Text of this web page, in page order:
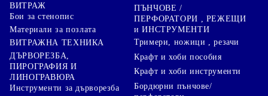
ВИТРАЖ
Бои за стенопис
Материали за позлата
ВИТРАЖНА ТЕХНИКА
ДЪРВОРЕЗБА,
ПИРОГРАФИЯ И
ЛИНОГРАВЮРА
Инструменти за дърворезба
ПЪНЧОВЕ /
ПЕРФОРАТОРИ , РЕЖЕЩИ
и ИНСТРУМЕНТИ
Тримери, ножици , резачи
Крафт и хоби пособия
Крафт и хоби инструменти
Бордюрни пънчове/